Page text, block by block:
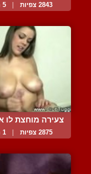
2843 צפיות 5 המלצות
צעירה מוחצת לו
2875 צפיות 1 המלצות